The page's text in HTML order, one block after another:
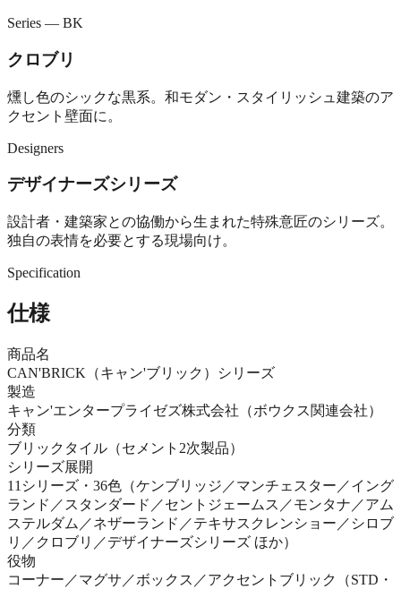
Series — BK
クロブリ
燻し色のシックな黒系。和モダン・スタイリッシュ建築のア
クセント壁面に。
Designers
デザイナーズシリーズ
設計者・建築家との協働から生まれた特殊意匠のシリーズ。
独自の表情を必要とする現場向け。
Specification
仕様
商品名
CAN'BRICK（キャン'ブリック）シリーズ
製造
キャン'エンタープライゼズ株式会社（ボウクス関連会社）
分類
ブリックタイル（セメント2次製品）
シリーズ展開
11シリーズ・36色（ケンブリッジ／マンチェスター／イング
ランド／スタンダード／セントジェームス／モンタナ／アム
ステルダム／ネザーランド／テキサスクレンショー／シロブ
リ／クロブリ／デザイナーズシリーズ ほか）
役物
コーナー／マグサ／ボックス／アクセントブリック（STD・